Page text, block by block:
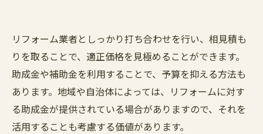
リフォーム業者としっかり打ち合わせを行い、相見積も
りを取ることで、適正価格を見極めることができます。
助成金や補助金を利用することで、予算を抑える方法も
あります。地域や自治体によっては、リフォームに対す
る助成金が提供されている場合がありますので、それを
活用することも考慮する価値があります。